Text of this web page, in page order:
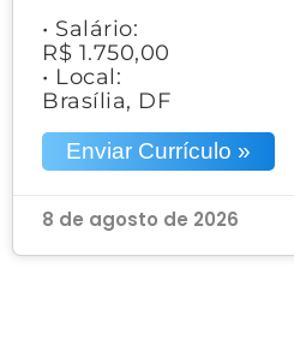
• Salário:
R$ 1.750,00
• Local:
Brasília, DF
Enviar Currículo »
8 de agosto de 2026